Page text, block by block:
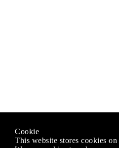
Cookie
This website stores cookies